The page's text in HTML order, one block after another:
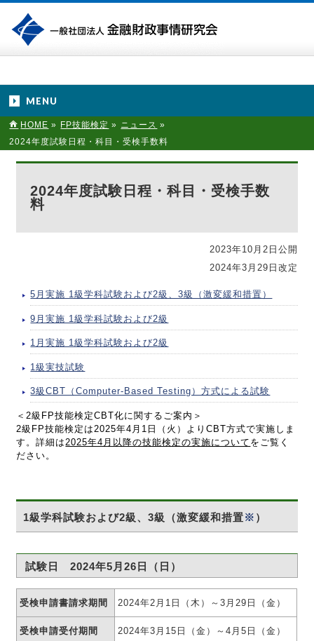
MENU
HOME » FP技能検定 » ニュース »
2024年度試験日程・科目・受検手数料
2024年度試験日程・科目・受検手数
料
2023年10月2日公開
2024年3月29日改定
5月実施 1級学科試験および2級、3級（激変緩和措置）
9月実施 1級学科試験および2級
1月実施 1級学科試験および2級
1級実技試験
3級CBT（Computer-Based Testing）方式による試験
＜2級FP技能検定CBT化に関するご案内＞
2級FP技能検定は2025年4月1日（火）よりCBT方式で実施しま
す。詳細は2025年4月以降の技能検定の実施について をご覧く
ださい。
1級学科試験および2級、3級（激変緩和措置※ ）
試験日 2024年5月26日（日）
受検申請書請求期間 2024年2月1日（木）～3月29日（金）
受検申請受付期間 2024年3月15日（金）～4月5日（金）